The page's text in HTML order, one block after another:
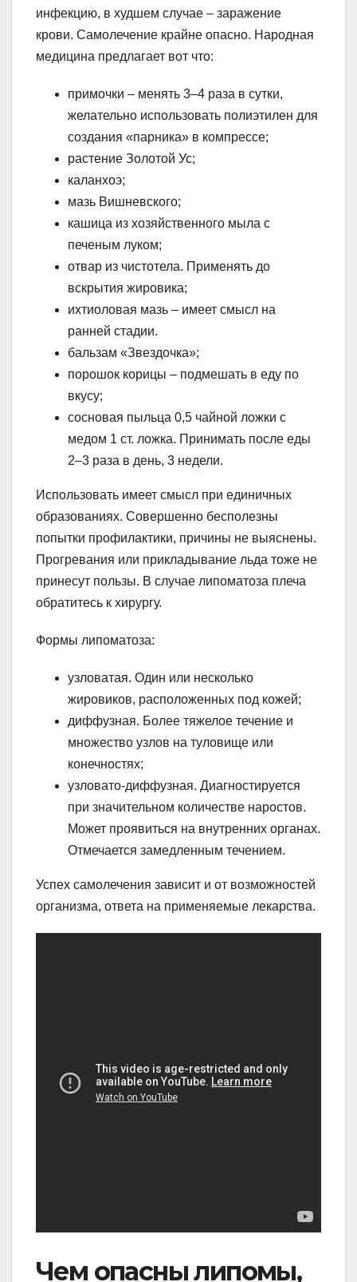
инфекцию, в худшем случае – заражение
крови. Самолечение крайне опасно. Народная
медицина предлагает вот что:
примочки – менять 3–4 раза в сутки,
желательно использовать полиэтилен для
создания «парника» в компрессе;
растение Золотой Ус;
каланхоэ;
мазь Вишневского;
кашица из хозяйственного мыла с
печеным луком;
отвар из чистотела. Применять до
вскрытия жировика;
ихтиоловая мазь – имеет смысл на
ранней стадии.
бальзам «Звездочка»;
порошок корицы – подмешать в еду по
вкусу;
сосновая пыльца 0,5 чайной ложки с
медом 1 ст. ложка. Принимать после еды
2–3 раза в день, 3 недели.
Использовать имеет смысл при единичных
образованиях. Совершенно бесполезны
попытки профилактики, причины не выяснены.
Прогревания или прикладывание льда тоже не
принесут пользы. В случае липоматоза плеча
обратитесь к хирургу.
Формы липоматоза:
узловатая. Один или несколько
жировиков, расположенных под кожей;
диффузная. Более тяжелое течение и
множество узлов на туловище или
конечностях;
узловато-диффузная. Диагностируется
при значительном количестве наростов.
Может проявиться на внутренних органах.
Отмечается замедленным течением.
Успех самолечения зависит и от возможностей
организма, ответа на применяемые лекарства.
Чем опасны липомы,